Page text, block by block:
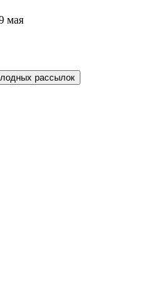
мая
рассылок